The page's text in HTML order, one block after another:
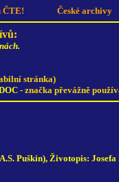
ČTE! České archivy
stránka)
- značka převážně
Puškin), Životopis: